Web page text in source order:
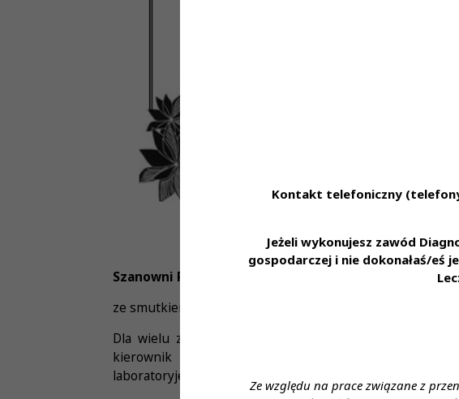
Kontakt telefoniczny
Jeżeli wykonujesz zawód
gospodarczej i nie dokonałaś/eś
Ze względu na prace związane z
Szanowni Państwo,
ze smutkiem informujemy, że 26 lipca 2024r., przeżywszy
Dla wielu z Państwa była to osoba znana, znakomity
kierownik Zakładu Diagnostki Laboratoryjnej w
laboratoryjej.